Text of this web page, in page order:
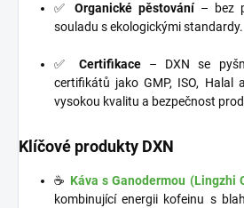
✅ Organické pěstování– bez
souladu s ekologickými standardy.
✅ Certifikace– DXN se
certifikátů jako GMP, ISO, Halal
vysokou kvalitu a bezpečnost
Klíčové produkty DXN
☕ Káva s Ganodermou (Lingzhi
kombinující energii kofeinu s